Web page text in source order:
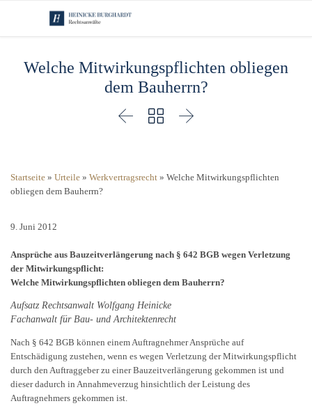
Welche Mitwirkungspflichten obliegen
dem Bauherrn?
  
Startseite » Urteile » Werkvertragsrecht » Welche Mitwirkungspflichten
obliegen dem Bauherrn?
9. Juni 2012
Ansprüche aus Bauzeitverlängerung nach § 642 BGB wegen Verletzung
der Mitwirkungspflicht:
Welche Mitwirkungspflichten obliegen dem Bauherrn?
Aufsatz Rechtsanwalt Wolfgang Heinicke
Fachanwalt für Bau- und Architektenrecht
Nach § 642 BGB können einem Auftragnehmer Ansprüche auf
Entschädigung zustehen, wenn es wegen Verletzung der Mitwirkungspflicht
durch den Auftraggeber zu einer Bauzeitverlängerung gekommen ist und
dieser dadurch in Annahmeverzug hinsichtlich der Leistung des
Auftragnehmers gekommen ist.